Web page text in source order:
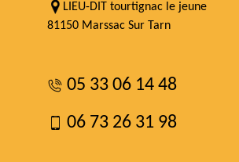
LIEU-DIT tourtignac le jeune
81150 Marssac Sur Tarn
05 33 06 14 48
06 73 26 31 98